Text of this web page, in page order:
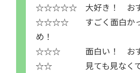
☆☆☆☆☆ 大好き！ おす
☆☆☆☆ すごく面白か
め！
☆☆☆ 面白い！ おす
☆☆ 見ても見なくて